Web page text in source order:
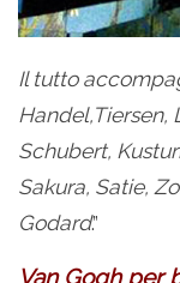
Il tutto
Handel,Tiersen,
Schubert,
Sakura, Satie,
Godard.”
Van Gogh per